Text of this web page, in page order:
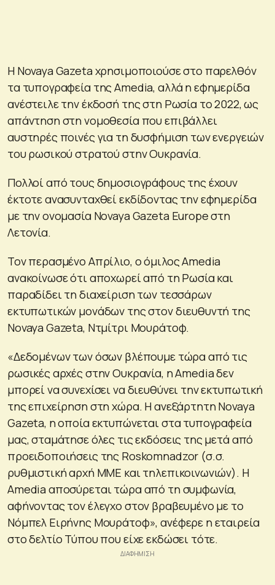
Η Novaya Gazeta χρησιμοποιούσε στο παρελθόν
τα τυπογραφεία της Amedia, αλλά η εφημερίδα
ανέστειλε την έκδοσή της στη Ρωσία το 2022, ως
απάντηση στη νομοθεσία που επιβάλλει
αυστηρές ποινές για τη δυσφήμιση των ενεργειών
του ρωσικού στρατού στην Ουκρανία.
Πολλοί από τους δημοσιογράφους της έχουν
έκτοτε ανασυνταχθεί εκδίδοντας την εφημερίδα
με την ονομασία Novaya Gazeta Europe στη
Λετονία.
Τον περασμένο Απρίλιο, ο όμιλος Amedia
ανακοίνωσε ότι αποχωρεί από τη Ρωσία και
παραδίδει τη διαχείριση των τεσσάρων
εκτυπωτικών μονάδων της στον διευθυντή της
Novaya Gazeta, Ντμίτρι Μουράτοφ.
«Δεδομένων των όσων βλέπουμε τώρα από τις
ρωσικές αρχές στην Ουκρανία, η Amedia δεν
μπορεί να συνεχίσει να διευθύνει την εκτυπωτική
της επιχείρηση στη χώρα. Η ανεξάρτητη Novaya
Gazeta, η οποία εκτυπώνεται στα τυπογραφεία
μας, σταμάτησε όλες τις εκδόσεις της μετά από
προειδοποιήσεις της Roskomnadzor (σ.σ.
ρυθμιστική αρχή ΜΜΕ και τηλεπικοινωνιών). Η
Amedia αποσύρεται τώρα από τη συμφωνία,
αφήνοντας τον έλεγχο στον βραβευμένο με το
Νόμπελ Ειρήνης Μουράτοφ», ανέφερε η εταιρεία
στο δελτίο Τύπου που είχε εκδώσει τότε.